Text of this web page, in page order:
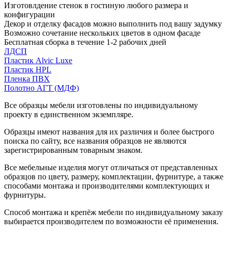
Изготовлдение стенок в гостиную любого размера и
конфигурации
Декор и отделку фасадов можно выполнить под вашу задумку
Возможно сочетание нескольких цветов в одном фасаде
Бесплатная сборка в течение 1-2 рабочих дней
ЛДСП
Пластик Alvic Luxe
Пластик HPL
Пленка ПВХ
Полотно АГТ (МДФ)
Все образцы мебели изготовлены по индивидуальному
проекту в единственном экземпляре.
Образцы имеют названия для их различия и более быстрого
поиска по сайту, все названия образцов не являются
зарегистрированным товарным знаком.
Все мебельные изделия могут отличаться от представленных
образцов по цвету, размеру, комплектации, фурнитуре, а также
способами монтажа и производителями комплектующих и
фурнитуры.
Способ монтажа и крепёж мебели по индивидуальному заказу
выбирается производителем по возможности её применения.